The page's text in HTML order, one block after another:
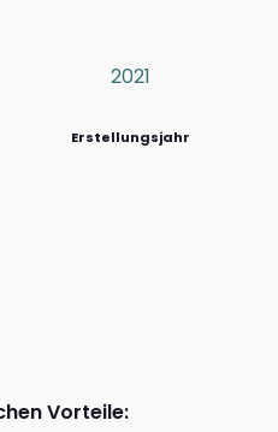
2021
Erstellungsjahr
Vorteile: